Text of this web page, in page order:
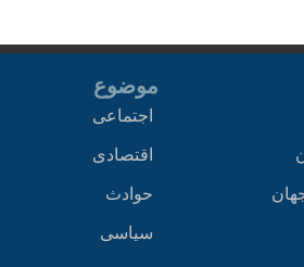
موضوع
اجتماعی
اقتصادی
حوادث
سیاسی